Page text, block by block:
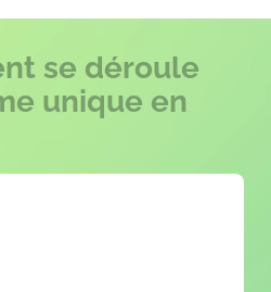
se déroule
unique en